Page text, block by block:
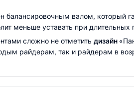
балансировочным валом, который
меньше уставать при длительных
сложно не отметить дизайн
райдерам, так и райдерам в